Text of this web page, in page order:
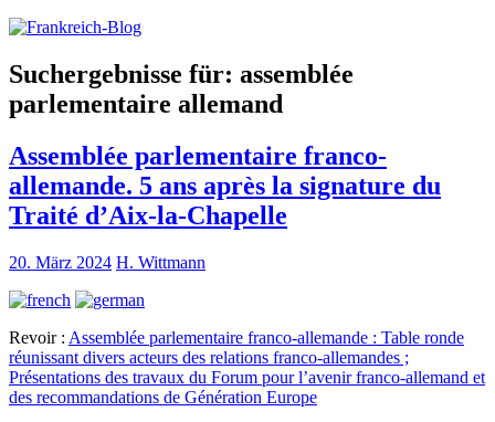
Suchergebnisse für: assemblée
parlementaire allemand
Assemblée parlementaire franco-
allemande. 5 ans après la signature du
Traité d’Aix-la-Chapelle
20. März 2024 H. Wittmann
Revoir : Assemblée parlementaire franco-allemande : Table ronde
réunissant divers acteurs des relations franco-allemandes ;
Présentations des travaux du Forum pour l’avenir franco-allemand et
des recommandations de Génération Europe